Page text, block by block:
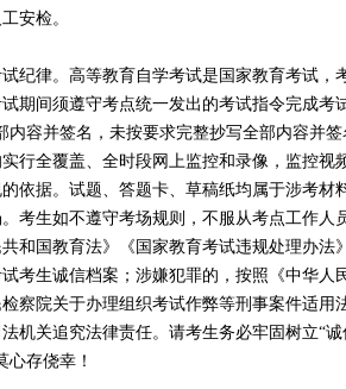
安检。
律。高等教育自学考试是国家教育考试，
期间须遵守考点统一发出的考试指令完成考
内容并签名，未按要求完整抄写全部内容并签
行全覆盖、全时段网上监控和录像，监控视
依据。试题、答题卡、草稿纸均属于涉考材
考生如不遵守考场规则，不服从考点工作人
和国教育法》《国家教育考试违规处理办法
考生诚信档案；涉嫌犯罪的，按照《中华人
察院关于办理组织考试作弊等刑事案件适用
机关追究法律责任。请考生务必牢固树立“
心存侥幸！